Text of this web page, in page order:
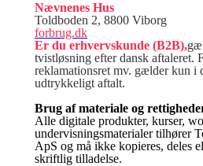
Nævnenes Hus
Toldboden 2, 8800 Viborg
forbrug.dk
Er du erhvervskunde (B2B),
tvistløsning efter dansk aftaleret.
reklamationsret mv. gælder kun i
udtrykkeligt aftalt.
Brug af materiale og
Alle digitale produkter, kurser,
undervisningsmaterialer tilhører
ApS og må ikke kopieres, deles
skriftlig tilladelse.